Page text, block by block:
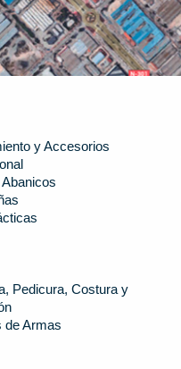
y Accesorios
Pedicura, Costura y
de Armas